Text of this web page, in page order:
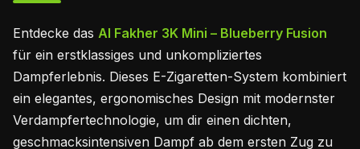
Entdecke das Al Fakher 3K Mini – Blueberry Fusion
für ein erstklassiges und unkompliziertes
Dampferlebnis. Dieses E-Zigaretten-System kombiniert
ein elegantes, ergonomisches Design mit modernster
Verdampfertechnologie, um dir einen dichten,
geschmacksintensiven Dampf ab dem ersten Zug zu